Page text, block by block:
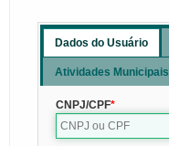
Dados do Usuário
Atividades Municipais
CNPJ/CPF